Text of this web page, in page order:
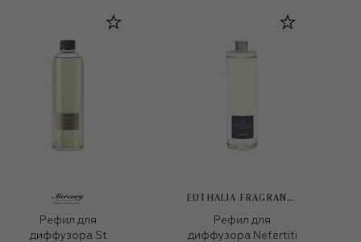
Рефил для
диффузора St
EUTHALIA FRAGRANCES
Рефил для
диффузора Nefertiti